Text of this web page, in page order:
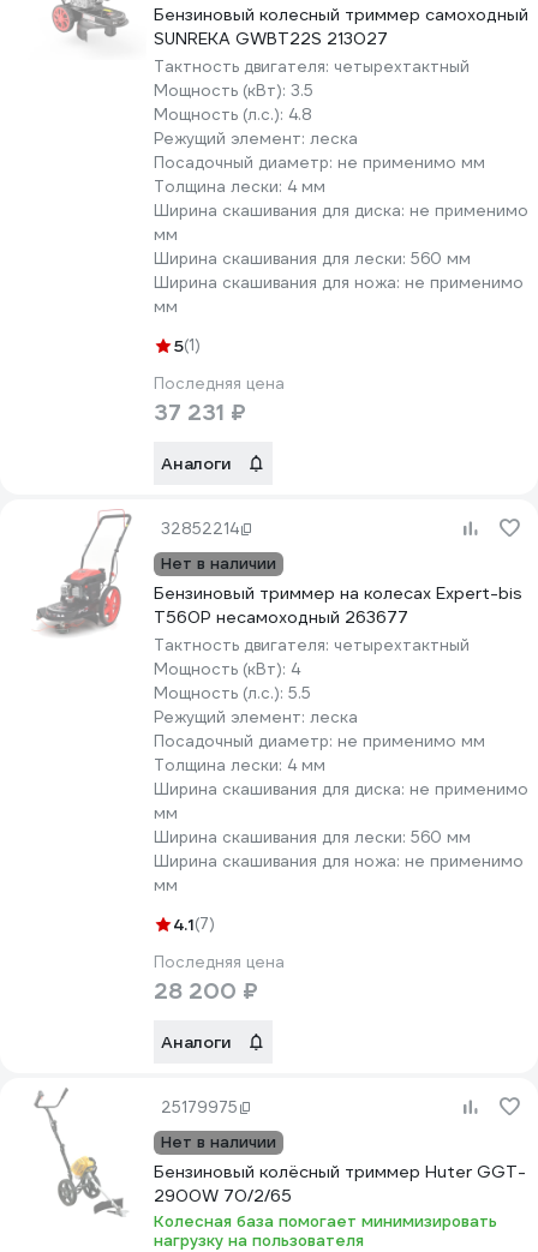
Бензиновый колесный триммер самоходный
SUNREKA GWBT22S 213027
Тактность двигателя: четырехтактный
Мощность (кВт): 3.5
Мощность (л.с.): 4.8
Режущий элемент: леска
Посадочный диаметр: не применимо мм
Толщина лески: 4 мм
Ширина скашивания для диска: не применимо
мм
Ширина скашивания для лески: 560 мм
Ширина скашивания для ножа: не применимо
мм
5(1)
Последняя цена
37 231 ₽
Аналоги
32852214
Нет в наличии
Бензиновый триммер на колесах Expert-bis
T560Р несамоходный 263677
Тактность двигателя: четырехтактный
Мощность (кВт): 4
Мощность (л.с.): 5.5
Режущий элемент: леска
Посадочный диаметр: не применимо мм
Толщина лески: 4 мм
Ширина скашивания для диска: не применимо
мм
Ширина скашивания для лески: 560 мм
Ширина скашивания для ножа: не применимо
мм
4.1(7)
Последняя цена
28 200 ₽
Аналоги
25179975
Нет в наличии
Бензиновый колёсный триммер Huter GGT-
2900W 70/2/65
Колесная база помогает минимизировать
нагрузку на пользователя